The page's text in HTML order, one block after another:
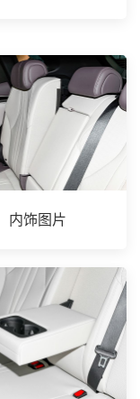
内饰图片